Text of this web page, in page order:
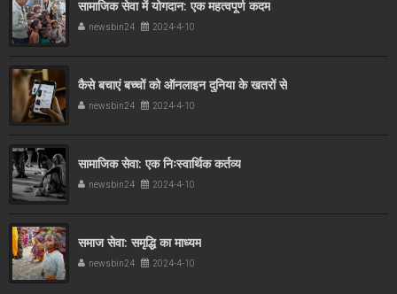
सामाजिक सेवा में योगदान: एक महत्वपूर्ण कदम
newsbin24 2024-4-10
कैसे बचाएं बच्चों को ऑनलाइन दुनिया के खतरों से
newsbin24 2024-4-10
सामाजिक सेवा: एक निःस्वार्थिक कर्तव्य
newsbin24 2024-4-10
समाज सेवा: समृद्धि का माध्यम
newsbin24 2024-4-10